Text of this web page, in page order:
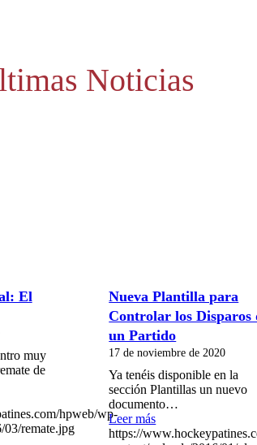
Noticias
El
muy
de
hpweb/wp-
03/remate.jpg
Nueva Plantilla para
Controlar los Disparos
un Partido
17 de noviembre de 2020
Ya tenéis disponible en la
sección Plantillas un nuevo
documento…
Leer más
https://